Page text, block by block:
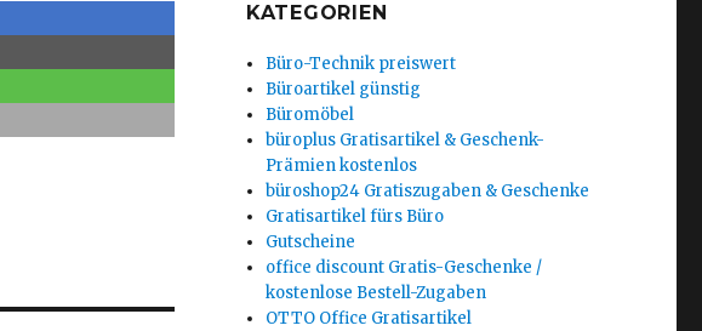
KATEGORIEN
Büro-Technik preiswert
Büroartikel günstig
Büromöbel
büroplus Gratisartikel & Geschenk-
Prämien kostenlos
büroshop24 Gratiszugaben & Geschenke
Gratisartikel fürs Büro
Gutscheine
office discount Gratis-Geschenke /
kostenlose Bestell-Zugaben
OTTO Office Gratisartikel